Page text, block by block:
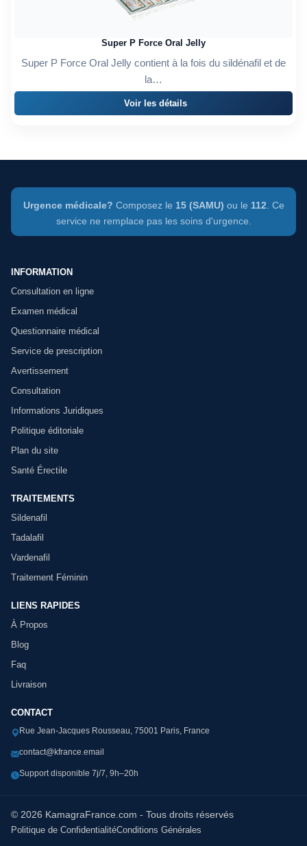
Super P Force Oral Jelly
Super P Force Oral Jelly contient à la fois du sildénafil et de
la…
Voir les détails
Urgence médicale? Composez le 15 (SAMU) ou le 112. Ce
service ne remplace pas les soins d'urgence.
INFORMATION
Consultation en ligne
Examen médical
Questionnaire médical
Service de prescription
Avertissement
Consultation
Informations Juridiques
Politique éditoriale
Plan du site
Santé Érectile
TRAITEMENTS
Sildenafil
Tadalafil
Vardenafil
Traitement Féminin
LIENS RAPIDES
À Propos
Blog
Faq
Livraison
CONTACT
Rue Jean-Jacques Rousseau, 75001 Paris, France
contact@kfrance.email
Support disponible 7j/7, 9h–20h
© 2026 KamagraFrance.com - Tous droits réservés
Politique de ConfidentialitéConditions Générales